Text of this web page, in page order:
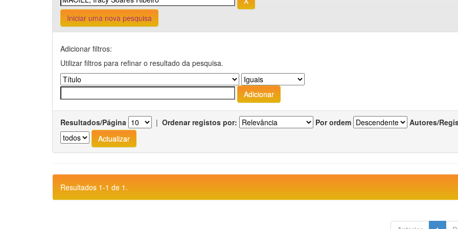
Iniciar uma nova pesquisa
Adicionar filtros:
Utilizar filtros para refinar o resultado da pesquisa.
Resultados/Página | Ordenar registos por: Por ordem Autores/
Resultados 1-1 de 1.